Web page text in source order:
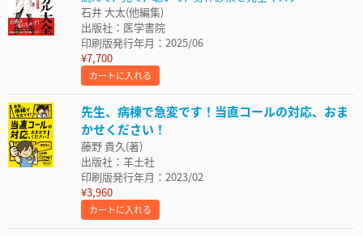
石井 大太(他編集)
出版社：医学書院
印刷版発行年月：2025/06
¥7,700
カートに入れる
先生、病棟で急変です！当直コールの対応、おま
かせください！
藤野 貴久(著)
出版社：羊土社
印刷版発行年月：2023/02
¥3,960
カートに入れる